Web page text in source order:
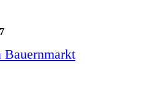
Bauernmarkt